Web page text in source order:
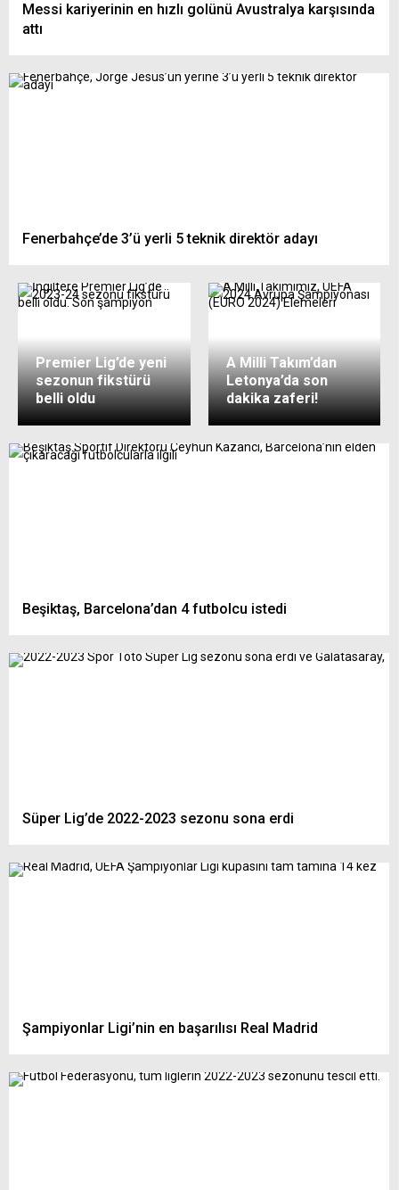
Messi kariyerinin en hızlı golünü Avustralya karşısında
attı
Fenerbahçe’de 3’ü yerli 5 teknik direktör adayı
Premier Lig’de yeni
sezonun fikstürü
belli oldu
A Milli Takım’dan
Letonya’da son
dakika zaferi!
Beşiktaş, Barcelona’dan 4 futbolcu istedi
Süper Lig’de 2022-2023 sezonu sona erdi
Şampiyonlar Ligi’nin en başarılısı Real Madrid